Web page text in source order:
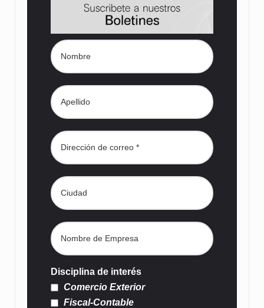
Disciplina de interés
Comercio Exterior
Fiscal-Contable